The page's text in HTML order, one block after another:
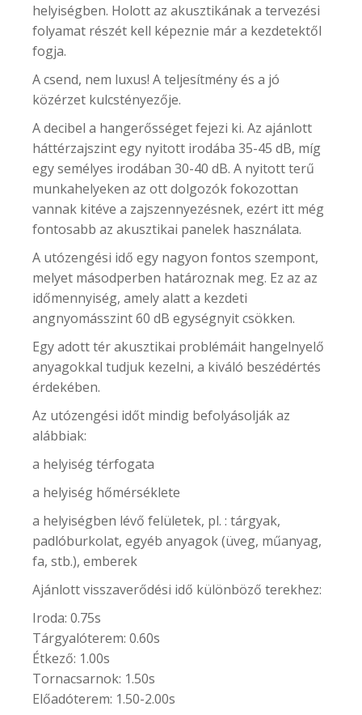
helyiségben. Holott az akusztikának a tervezési
folyamat részét kell képeznie már a kezdetektől
fogja.
A csend, nem luxus! A teljesítmény és a jó
közérzet kulcstényezője.
A decibel a hangerősséget fejezi ki. Az ajánlott
háttérzajszint egy nyitott irodába 35-45 dB, míg
egy semélyes irodában 30-40 dB. A nyitott terű
munkahelyeken az ott dolgozók fokozottan
vannak kitéve a zajszennyezésnek, ezért itt még
fontosabb az akusztikai panelek használata.
A utózengési idő egy nagyon fontos szempont,
melyet másodperben határoznak meg. Ez az az
időmennyiség, amely alatt a kezdeti
angnyomásszint 60 dB egységnyit csökken.
Egy adott tér akusztikai problémáit hangelnyelő
anyagokkal tudjuk kezelni, a kiváló beszédértés
érdekében.
Az utózengési időt mindig befolyásolják az
alábbiak:
a helyiség térfogata
a helyiség hőmérséklete
a helyiségben lévő felületek, pl. : tárgyak,
padlóburkolat, egyéb anyagok (üveg, műanyag,
fa, stb.), emberek
Ajánlott visszaverődési idő különböző terekhez:
Iroda: 0.75s
Tárgyalóterem: 0.60s
Étkező: 1.00s
Tornacsarnok: 1.50s
Előadóterem: 1.50-2.00s